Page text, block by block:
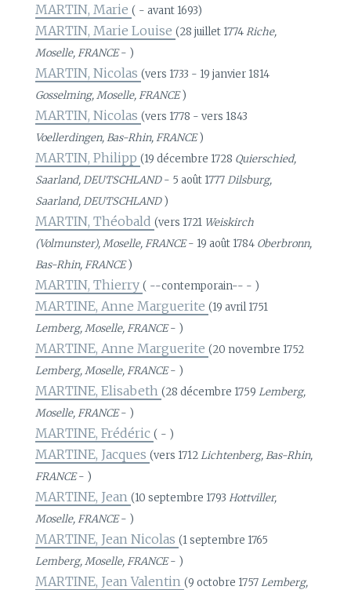
MARTIN, Marie( - avant 1693)
MARTIN, Marie Louise(28 juillet 1774Riche,
Moselle, FRANCE- )
MARTIN, Nicolas(vers 1733 - 19 janvier 1814
Gosselming, Moselle, FRANCE)
MARTIN, Nicolas(vers 1778 - vers 1843
Voellerdingen, Bas-Rhin, FRANCE)
MARTIN, Philipp(19 décembre 1728 Quierschied,
Saarland, DEUTSCHLAND- 5 août 1777Dilsburg,
Saarland, DEUTSCHLAND)
MARTIN, Théobald(vers 1721 Weiskirch
(Volmunster), Moselle, FRANCE- 19 août 1784 Oberbronn,
Bas-Rhin, FRANCE)
MARTIN, Thierry( --contemporain-- - )
MARTINE, Anne Marguerite(19 avril 1751
Lemberg, Moselle, FRANCE- )
MARTINE, Anne Marguerite(20 novembre 1752
Lemberg, Moselle, FRANCE- )
MARTINE, Elisabeth(28 décembre 1759Lemberg,
Moselle, FRANCE- )
MARTINE, Frédéric( - )
MARTINE, Jacques(vers 1712Lichtenberg, Bas-Rhin,
FRANCE- )
MARTINE, Jean(10 septembre 1793Hottviller,
Moselle, FRANCE- )
MARTINE, Jean Nicolas(1 septembre 1765
Lemberg, Moselle, FRANCE- )
MARTINE, Jean Valentin(9 octobre 1757Lemberg,